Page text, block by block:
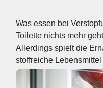
Was essen bei
Toilette nichts mehr
Allerdings spielt die
stoff­reiche
ausge­wogener
Basis­maß­nahme, um
ballast­stoff­reich gelten